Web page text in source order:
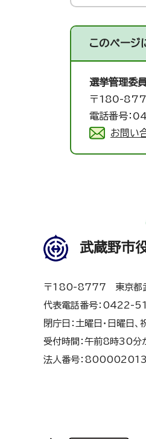
このページ
選挙管理委
〒180-
電話番号
お問い
武蔵野市
〒180-8777 東京都
代表電話番号：0422-
閉庁日：土曜日・日曜日
受付時間：午前8時30分
法人番号：